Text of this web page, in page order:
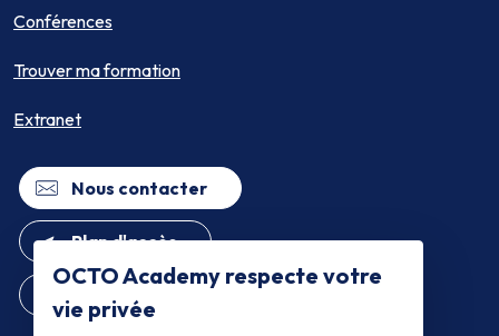
Conférences
Trouver ma formation
Extranet
Nous contacter
Plan d'accès
Inscription newsletter
OCTO Academy respecte votre
vie privée